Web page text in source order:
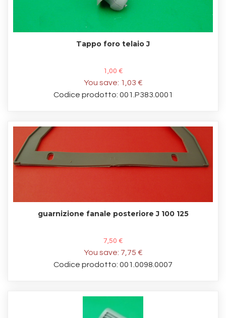
Tappo foro telaio J
1,00 €
You save: 1,03 €
Codice prodotto: 001.P383.0001
guarnizione fanale posteriore J 100 125
7,50 €
You save: 7,75 €
Codice prodotto: 001.0098.0007